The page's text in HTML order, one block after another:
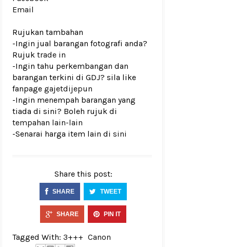
Email
Rujukan tambahan
-Ingin jual barangan fotografi anda?
Rujuk trade in
-Ingin tahu perkembangan dan
barangan terkini di GDJ? sila like
fanpage gajetdijepun
-Ingin menempah barangan yang
tiada di sini? Boleh rujuk di
tempahan lain-lain
-Senarai harga item lain di sini
Share this post:
SHARE TWEET
SHARE PIN IT
Tagged With: 3+++ Canon